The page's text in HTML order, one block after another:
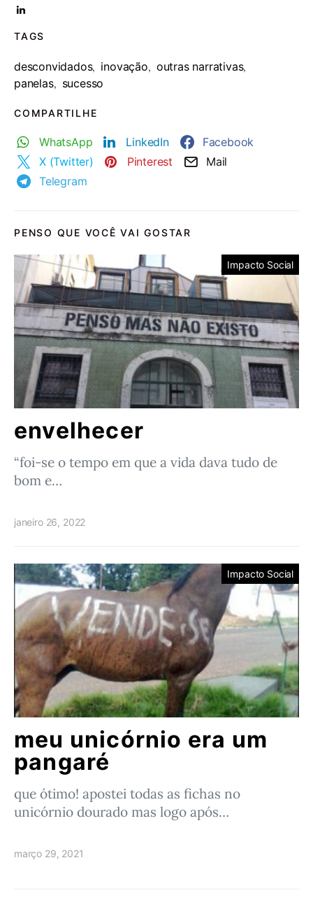
TAGS
desconvidados, inovação, outras narrativas,
panelas, sucesso
COMPARTILHE
WhatsApp LinkedIn
Facebook
X (Twitter)
Pinterest
Mail
Telegram
PENSO QUE VOCÊ VAI GOSTAR
Impacto Social
envelhecer
“foi-se o tempo em que a vida dava tudo de
bom e…
janeiro 26, 2022
Impacto Social
meu unicórnio era um
pangaré
que ótimo! apostei todas as fichas no
unicórnio dourado mas logo após…
março 29, 2021